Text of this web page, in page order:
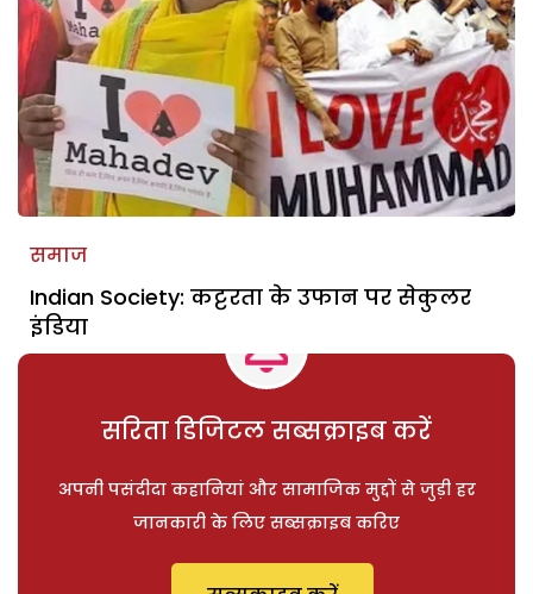
समाज
Indian Society: कट्टरता के उफान पर सेकुलर
इंडिया
सरिता डिजिटल सब्सक्राइब करें
अपनी पसंदीदा कहानियां और सामाजिक मुद्दों से जुड़ी हर
जानकारी के लिए सब्सक्राइब करिए